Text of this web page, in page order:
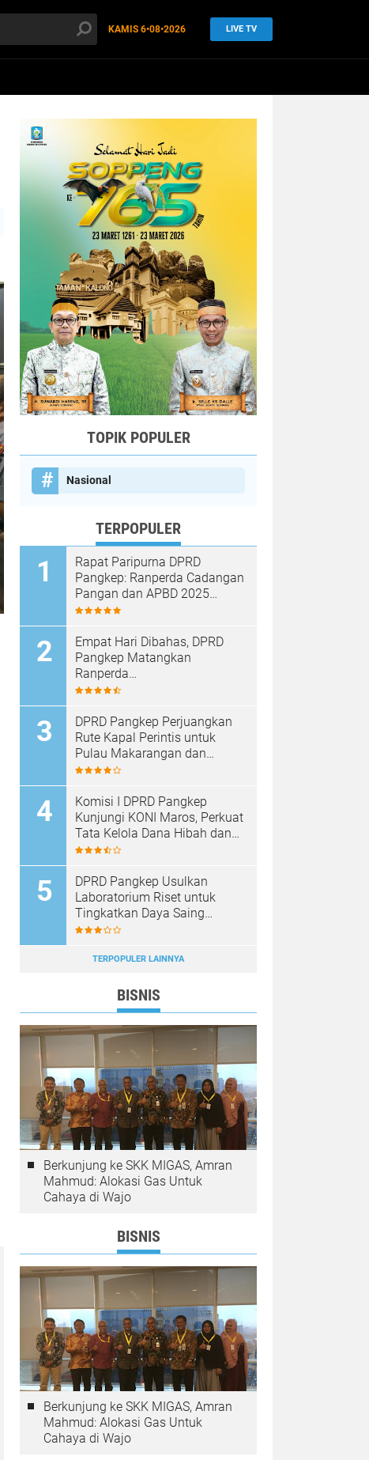
KAMIS 6•08•2026 LIVE TV
TOPIK POPULER
Nasional
TERPOPULER
Rapat Paripurna DPRD
Pangkep: Ranperda Cadangan
Pangan dan APBD 2025
Disetujui dengan Sejumlah
Empat Hari Dibahas, DPRD
Pangkep Matangkan
Ranperda
Pertanggungjawaban APBD
DPRD Pangkep Perjuangkan
Rute Kapal Perintis untuk
Pulau Makarangan dan
Langkoteang
Komisi I DPRD Pangkep
Kunjungi KONI Maros, Perkuat
Tata Kelola Dana Hibah dan
Pembinaan Olahraga
DPRD Pangkep Usulkan
Laboratorium Riset untuk
Tingkatkan Daya Saing
Produk Unggulan
TERPOPULER LAINNYA
BISNIS
Berkunjung ke SKK MIGAS, Amran
Mahmud: Alokasi Gas Untuk
Cahaya di Wajo
BISNIS
Berkunjung ke SKK MIGAS, Amran
Mahmud: Alokasi Gas Untuk
Cahaya di Wajo